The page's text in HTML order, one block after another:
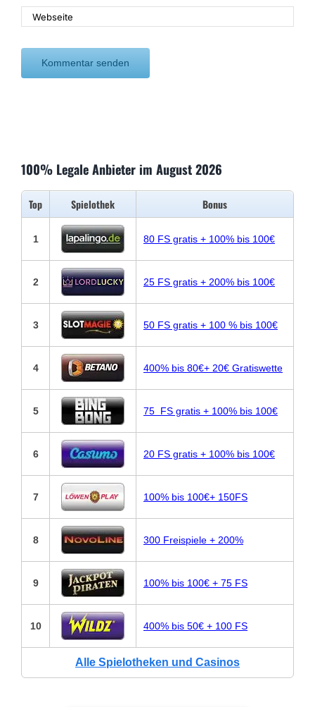
100% Legale Anbieter im August 2026
Top Spielothek Bonus
1 80 FS gratis + 100% bis 100€
2 25 FS gratis + 200% bis 100€
3 50 FS gratis + 100 % bis 100€
4 400% bis 80€+ 20€ Gratiswette
5 75 FS gratis + 100% bis 100€
6 20 FS gratis + 100% bis 100€
7 100% bis 100€+ 150FS
8 300 Freispiele + 200%
9 100% bis 100€ + 75 FS
10 400% bis 50€ + 100 FS
Alle Spielotheken und Casinos